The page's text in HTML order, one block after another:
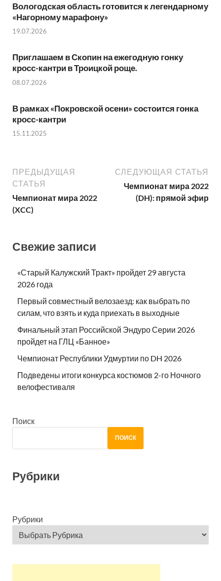
Вологодская область готовится к легендарному
«Нагорному марафону»
19.07.2026
Приглашаем в Скопин на ежегодную гонку
кросс-кантри в Троицкой роще.
08.07.2026
В рамках «Покровской осени» состоится гонка
кросс-кантри
15.11.2025
ПРЕДЫДУЩАЯ
СТАТЬЯ
Чемпионат мира 2022
(XCC)
СЛЕДУЮЩАЯ СТАТЬЯ
Чемпионат мира 2022
(DH): прямой эфир
Свежие записи
«Старый Калужский Тракт» пройдет 29 августа
2026 года
Первый совместный велозаезд: как выбрать по
силам, что взять и куда приехать в выходные
Финальный этап Российской Эндуро Серии 2026
пройдет на ГЛЦ «Банное»
Чемпионат Республики Удмуртии по DH 2026
Подведены итоги конкурса костюмов 2-го Ночного
велофестиваля
Поиск
ПОИСК
Рубрики
Рубрики